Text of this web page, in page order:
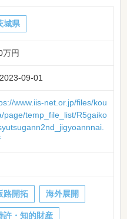
城県
万円
09-01
www.iis-net.or.jp/files/kou
page/temp_file_list/R5gaiko
路開拓 海外展開
許・知的財産